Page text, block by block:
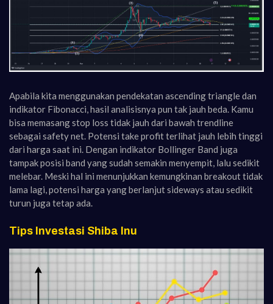
Apabila kita menggunakan pendekatan ascending triangle dan
indikator Fibonacci, hasil analisisnya pun tak jauh beda. Kamu
bisa memasang stop loss tidak jauh dari bawah trendline
sebagai safety net. Potensi take profit terlihat jauh lebih tinggi
dari harga saat ini. Dengan indikator Bollinger Band juga
tampak posisi band yang sudah semakin menyempit, lalu sedikit
melebar. Meski hal ini menunjukkan kemungkinan breakout tidak
lama lagi, potensi harga yang berlanjut sideways atau sedikit
turun juga tetap ada.
Tips Investasi Shiba Inu